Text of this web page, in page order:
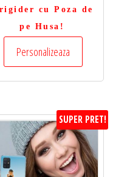
cu Poza de
pe Husa!
Personalizeaza
SUPER PRET!